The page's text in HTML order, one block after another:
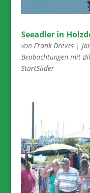
Seeadler in
von Frank Dreves|
Beobachtungen mit
StartSlider